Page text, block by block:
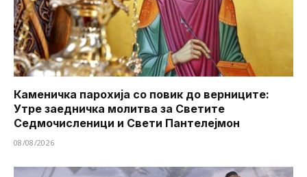
Каменичка парохија со повик до верниците:
Утре заедничка молитва за Светите
Седмочисленици и Свети Пантелејмон
08/08/2026